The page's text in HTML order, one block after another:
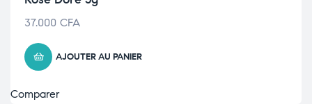
37.000 CFA
AJOUTER AU PANIER
Comparer